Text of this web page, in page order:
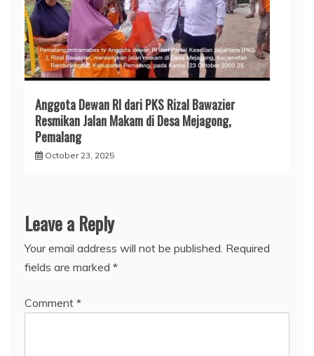
Anggota Dewan RI dari PKS Rizal Bawazier
Resmikan Jalan Makam di Desa Mejagong,
Pemalang
October 23, 2025
Leave a Reply
Your email address will not be published. Required
fields are marked *
Comment *